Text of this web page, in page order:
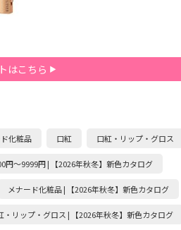
はこちら
化粧品 口紅 口紅・リップ・グロス
円～9999円 | 【2026年秋冬】新色カタログ
メナード化粧品 | 【2026年秋冬】新色カタログ
・リップ・グロス | 【2026年秋冬】新色カタログ